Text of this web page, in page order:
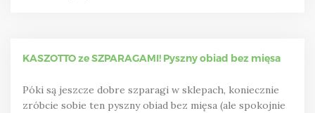
KASZOTTO ze SZPARAGAMI! Pyszny obiad bez mięsa
Póki są jeszcze dobre szparagi w sklepach, koniecznie
zróbcie sobie ten pyszny obiad bez mięsa (ale spokojnie